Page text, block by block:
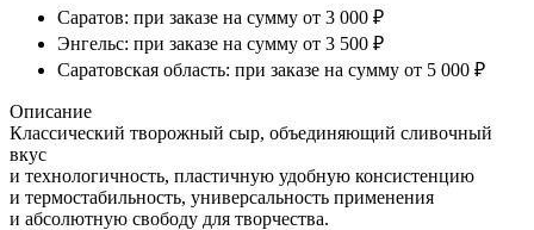
Саратов: при заказе на сумму от 3 000 ₽
Энгельс: при заказе на сумму от 3 500 ₽
Саратовская область: при заказе на сумму от 5 000 ₽
Описание
Классический творожный сыр, объединяющий сливочный
вкус
и технологичность, пластичную удобную консистенцию
и термостабильность, универсальность применения
и абсолютную свободу для творчества.